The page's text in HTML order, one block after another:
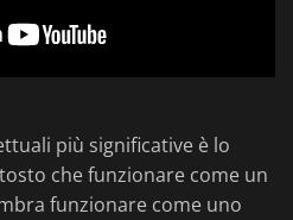
più significative è lo
che funzionare come un
funzionare come uno